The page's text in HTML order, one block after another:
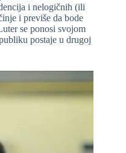
i nelogičnih (ili
i previše da bode
se ponosi svojom
postaje u drugoj